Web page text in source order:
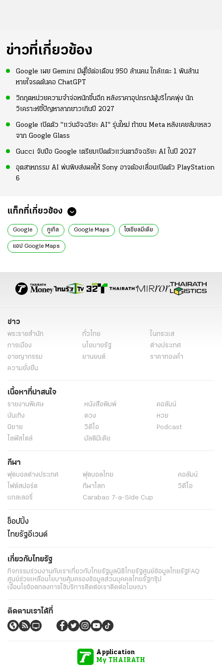
ข่าวที่เกี่ยวข้อง
Google เผย Gemini มีผู้ใช้ต่อเดือน 950 ล้านคน ใกล้แตะ 1 พันล้าน
หายใจรดต้นคอ ChatGPT
วิกฤตหน่วยความจำจ่อหนักขึ้นอีก หลังราคาอุปกรณ์ผู้บริโภคพุ่ง นัก
วิเคราะห์ชี้ปัญหาลากยาวเกินปี 2027
Google เปิดตัว "แว่นอัจฉริยะ AI" รุ่นใหม่ ท้าชน Meta หลังเคยล้มเหลว
จาก Google Glass
Gucci จับมือ Google เตรียมเปิดตัวแว่นตาอัจฉริยะ AI ในปี 2027
อุตสาหกรรม AI พ่นพิษส่งผลให้ Sony อาจต้องเลื่อนเปิดตัว PlayStation
6
แท็กที่เกี่ยวข้อง
Google กูเกิล Google Maps โซเชียลมีเดีย
แอป Google Maps
ข่าว
พระราชสำนัก ทั่วไทย
ในกระแส
การเมือง
นโยบายรัฐ
ต่างประเทศ
อาชญากรรม
ยานยนต์
ราคาทองคำ
ความยั่งยืน
เนื้อหาที่น่าสนใจ
รายงานพิเศษ หนังสือพิมพ์
คอลัมน์
บันเทิง
ดวง
หวย
นิยาย
วิดีโอ
Podcast
ไลฟ์สไตล์
มัลติมีเดีย
กีฬา
ฟุตบอลต่่างประเทศ ฟุตบอลไทย
คอลัมน์
ไฟต์สปอร์ต
กีฬาโลก
วิดีโอ
แกลเลอรี่
Carabao 7-a-Side Cup
ช็อปปิ้ง
ไทยรัฐอีเวนต์
เกี่ยวกับไทยรัฐ
กิจกรรมร่วมงานกับเราเกี่ยวกับไทยรัฐมูลนิธิไทยรัฐศูนย์ข้อมูลไทยรัฐFAQ
ศูนย์ช่วยเหลือนโยบายคุ้มครองข้อมูลส่วนบุคคลไทยรัฐกรุ๊ป
เงื่อนไขข้อตกลงการใช้บริการติดต่อเราติดต่อโฆษณา
ติดตามเราได้ที่
Application
My THAIRATH